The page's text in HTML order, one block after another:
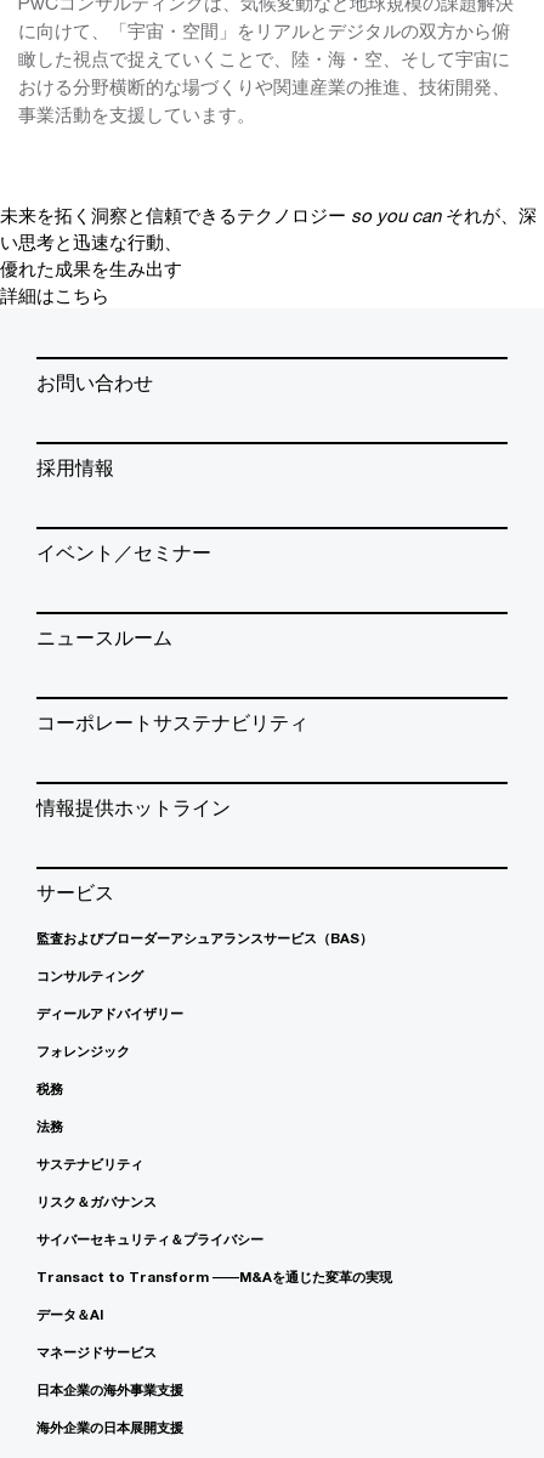
に向けて、「宇宙・空間」をリアルとデジタルの双方から俯
瞰した視点で捉えていくことで、陸・海・空、そして宇宙に
おける分野横断的な場づくりや関連産業の推進、技術開発、
事業活動を支援しています。
未来を拓く洞察と信頼できるテクノロジー so you can それが、深
い思考と迅速な行動、
優れた成果を生み出す
詳細はこちら
お問い合わせ
採用情報
イベント／セミナー
ニュースルーム
コーポレートサステナビリティ
情報提供ホットライン
サービス
監査およびブローダーアシュアランスサービス（BAS）
コンサルティング
ディールアドバイザリー
フォレンジック
税務
法務
サステナビリティ
リスク＆ガバナンス
サイバーセキュリティ＆プライバシー
Transact to Transform ――M&Aを通じた変革の実現
データ＆AI
マネージドサービス
日本企業の海外事業支援
海外企業の日本展開支援